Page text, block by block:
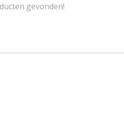
gevonden!